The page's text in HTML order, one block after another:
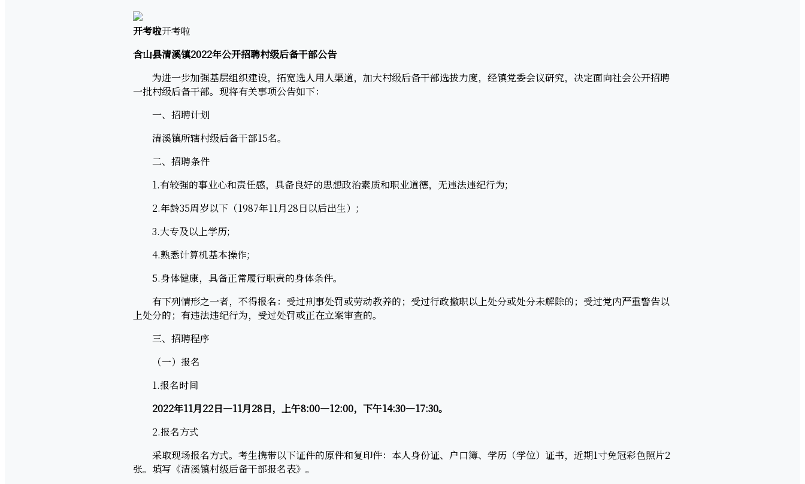
开考啦开考啦
含山县清溪镇2022年公开招聘村级后备干部公告
为进一步加强基层组织建设，拓宽选人用人渠道，加大村级后备干部选拔力度，经镇党委会议研究，决定面向社会公开招聘
一批村级后备干部。现将有关事项公告如下：
一、招聘计划
清溪镇所辖村级后备干部15名。
二、招聘条件
1.有较强的事业心和责任感，具备良好的思想政治素质和职业道德，无违法违纪行为;
2.年龄35周岁以下（1987年11月28日以后出生）;
3.大专及以上学历;
4.熟悉计算机基本操作;
5.身体健康，具备正常履行职责的身体条件。
有下列情形之一者，不得报名：受过刑事处罚或劳动教养的；受过行政撤职以上处分或处分未解除的；受过党内严重警告以
上处分的；有违法违纪行为，受过处罚或正在立案审查的。
三、招聘程序
（一）报名
1.报名时间
2022年11月22日—11月28日，上午8:00—12:00，下午14:30—17:30。
2.报名方式
采取现场报名方式。考生携带以下证件的原件和复印件：本人身份证、户口簿、学历（学位）证书，近期1寸免冠彩色照片2
张。填写《清溪镇村级后备干部报名表》。